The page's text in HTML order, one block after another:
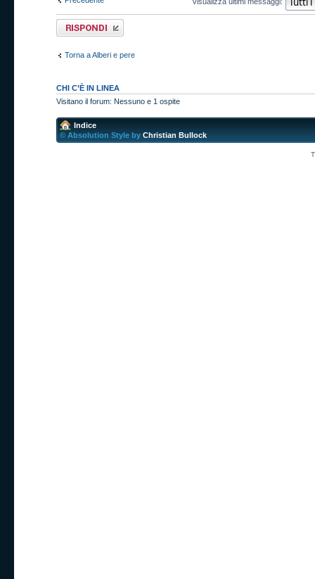
Rispondi al
messaggio
Torna a Alberi e pere
CHI C’È IN LINEA
Visitano il forum: Nessuno e 1 ospite
Indice
© Absolution Style by Christian Bullock